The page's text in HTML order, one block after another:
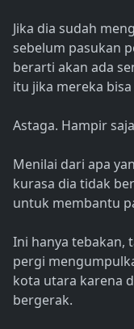
Jika dia sudah
sebelum pasukan
berarti akan ada
itu jika mereka
Astaga. Hampir
Menilai dari apa
kurasa dia tidak
untuk membantu
Ini hanya tebakan,
pergi
kota utara karena
bergerak.